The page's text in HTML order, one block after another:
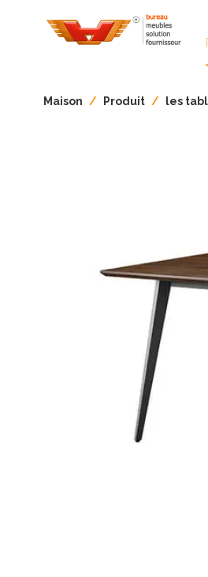
Maison / Produit / les